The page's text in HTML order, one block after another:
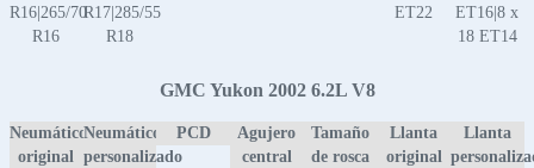
R16|265/70
R16
R17|285/55
R18
ET22
ET16|8 x
18 ET14
GMC Yukon 2002 6.2L V8
Neumático
original
Neumático
personalizado
PCD
Agujero
central
Tamaño
de rosca
Llanta
original
Llanta